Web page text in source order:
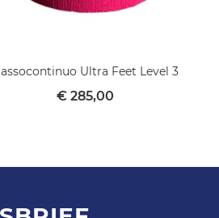
Ultra Feet Level 3
€ 285,00